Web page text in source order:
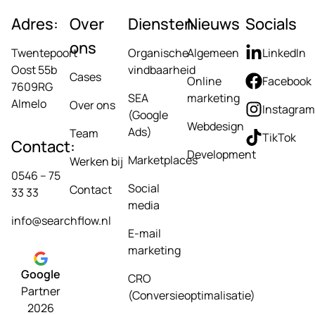
Adres:
Twentepoort
Oost 55b
7609RG
Almelo
Contact:
0546 – 75
33 33
info@searchflow.nl
Google
Partner
2026
Over
ons
Cases
Over ons
Team
Werken bij
Contact
Diensten
Organische
vindbaarheid
SEA
(Google
Ads)
Marketplaces
Social
media
E-mail
marketing
CRO
(Conversieoptimalisatie)
Nieuws
Algemeen
Online
marketing
Webdesign
Development
Socials
LinkedIn
Facebook
Instagram
TikTok